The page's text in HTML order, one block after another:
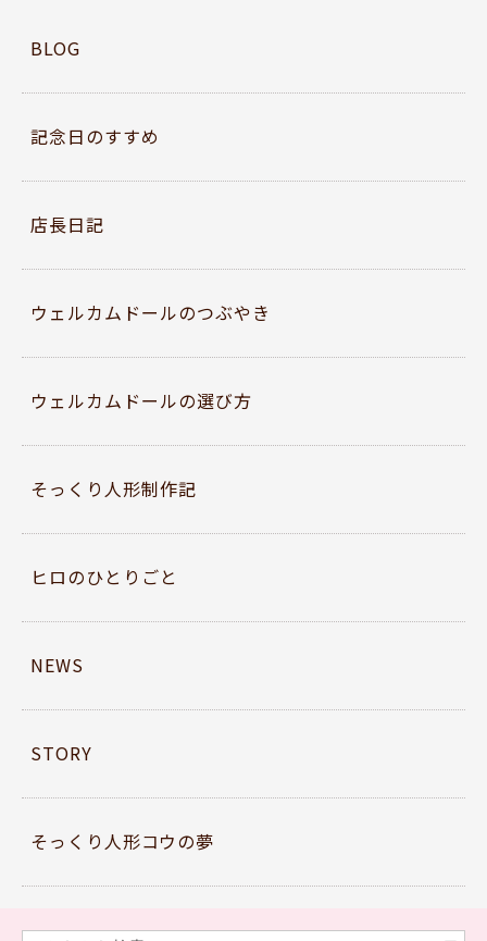
o
o
k
BLOG
記念日のすすめ
店長日記
ウェルカムドールのつぶやき
ウェルカムドールの選び方
そっくり人形制作記
ヒロのひとりごと
NEWS
STORY
そっくり人形コウの夢